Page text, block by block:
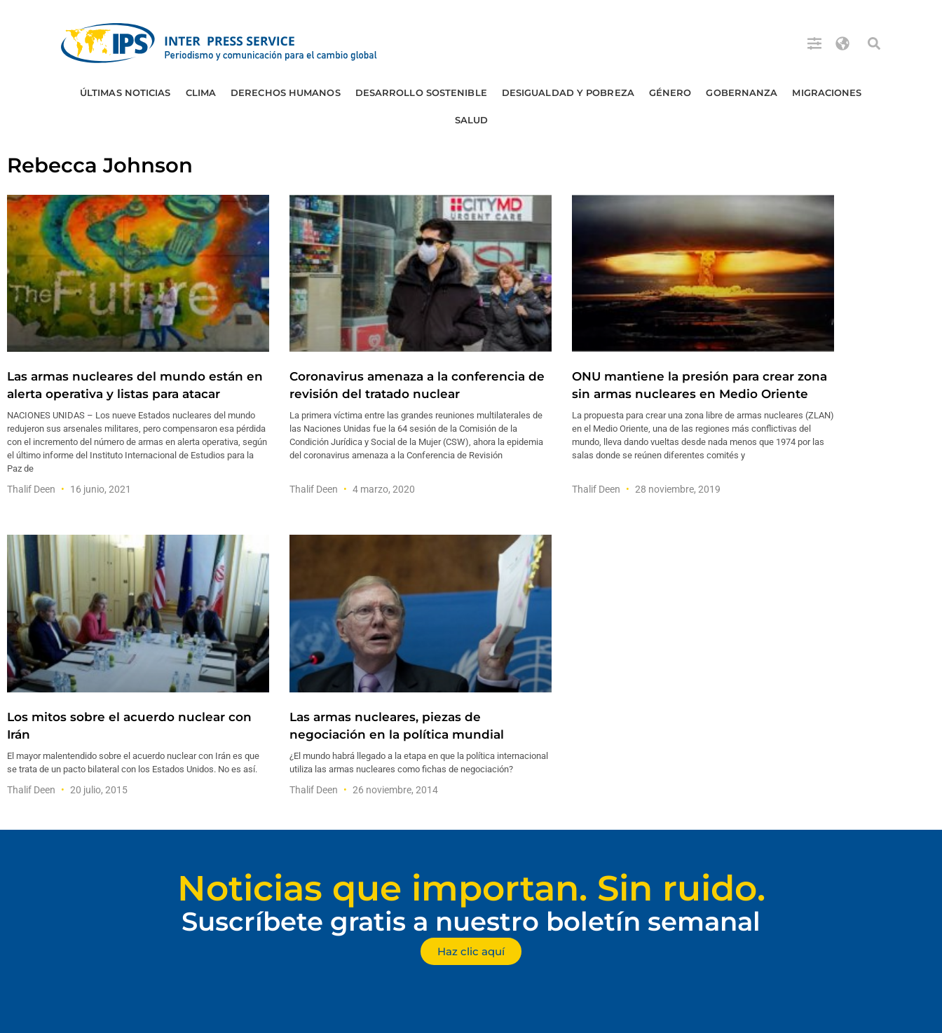
ÚLTIMAS NOTICIAS CLIMA DERECHOS HUMANOS DESARROLLO SOSTENIBLE DESIGUALDAD Y POBREZA GÉNERO GOBERNANZA MIGRACIONES
SALUD
Rebecca Johnson
Las armas nucleares del mundo están en
alerta operativa y listas para atacar
NACIONES UNIDAS – Los nueve Estados nucleares del mundo
redujeron sus arsenales militares, pero compensaron esa pérdida
con el incremento del número de armas en alerta operativa, según
el último informe del Instituto Internacional de Estudios para la
Paz de
Thalif Deen 16 junio, 2021
Coronavirus amenaza a la conferencia de
revisión del tratado nuclear
La primera víctima entre las grandes reuniones multilaterales de
las Naciones Unidas fue la 64 sesión de la Comisión de la
Condición Jurídica y Social de la Mujer (CSW), ahora la epidemia
del coronavirus amenaza a la Conferencia de Revisión
Thalif Deen 4 marzo, 2020
ONU mantiene la presión para crear zona
sin armas nucleares en Medio Oriente
La propuesta para crear una zona libre de armas nucleares (ZLAN)
en el Medio Oriente, una de las regiones más conflictivas del
mundo, lleva dando vueltas desde nada menos que 1974 por las
salas donde se reúnen diferentes comités y
Thalif Deen 28 noviembre, 2019
Los mitos sobre el acuerdo nuclear con
Irán
El mayor malentendido sobre el acuerdo nuclear con Irán es que
se trata de un pacto bilateral con los Estados Unidos. No es así.
Thalif Deen 20 julio, 2015
Las armas nucleares, piezas de
negociación en la política mundial
¿El mundo habrá llegado a la etapa en que la política internacional
utiliza las armas nucleares como fichas de negociación?
Thalif Deen 26 noviembre, 2014
Noticias que importan. Sin ruido.
Suscríbete gratis a nuestro boletín semanal
Haz clic aquí